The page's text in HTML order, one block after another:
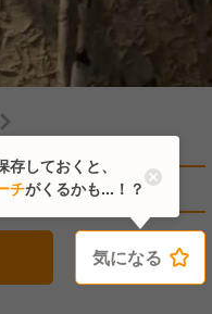
中
気になる
気になる
しておくと、
チがくるかも...！？